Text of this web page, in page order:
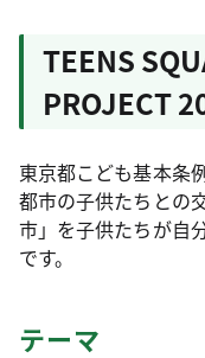
TEENS
PROJECT
東京都こども基本条
都市の子供たちとの
市」を子供たちが自
です。
テーマ